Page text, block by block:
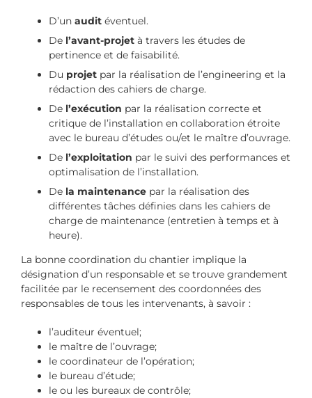
D’un audit éventuel.
De l’avant-projet à travers les études de
pertinence et de faisabilité.
Du projet par la réalisation de l’engineering et la
rédaction des cahiers de charge.
De l’exécution par la réalisation correcte et
critique de l’installation en collaboration étroite
avec le bureau d’études ou/et le maître d’ouvrage.
De l’exploitation par le suivi des performances et
optimalisation de l’installation.
De la maintenance par la réalisation des
différentes tâches définies dans les cahiers de
charge de maintenance (entretien à temps et à
heure).
La bonne coordination du chantier implique la
désignation d’un responsable et se trouve grandement
facilitée par le recensement des coordonnées des
responsables de tous les intervenants, à savoir :
l’auditeur éventuel;
le maître de l’ouvrage;
le coordinateur de l’opération;
le bureau d’étude;
le ou les bureaux de contrôle;